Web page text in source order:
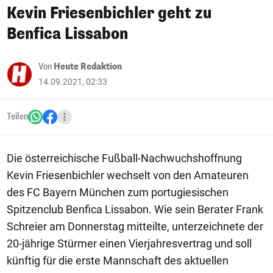
Kevin Friesenbichler geht zu
Benfica Lissabon
Von Heute Redaktion
14.09.2021, 02:33
Teilen
Die österreichische Fußball-Nachwuchshoffnung
Kevin Friesenbichler wechselt von den Amateuren
des FC Bayern München zum portugiesischen
Spitzenclub Benfica Lissabon. Wie sein Berater Frank
Schreier am Donnerstag mitteilte, unterzeichnete der
20-jährige Stürmer einen Vierjahresvertrag und soll
künftig für die erste Mannschaft des aktuellen